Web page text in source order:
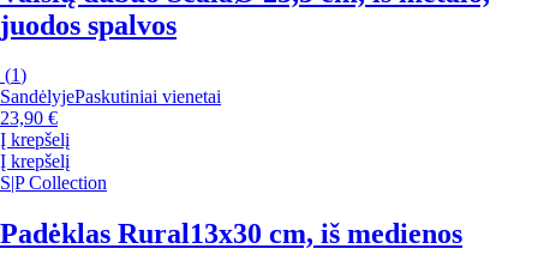
juodos spalvos
(1)
SandėlyjePaskutiniai vienetai
23,90 €
Į krepšelį
Į krepšelį
S|P Collection
Padėklas Rural13x30 cm, iš medienos